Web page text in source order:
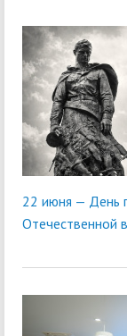
22 июня — День
Отечественной